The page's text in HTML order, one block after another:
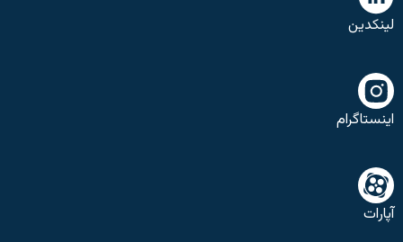
لینکدین
اینستاگرام
آپارات